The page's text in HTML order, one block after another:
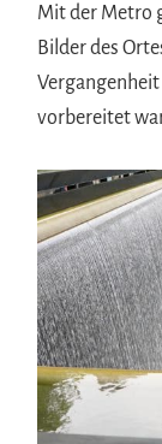
Mit der Metro
Bilder des
vorbereitet